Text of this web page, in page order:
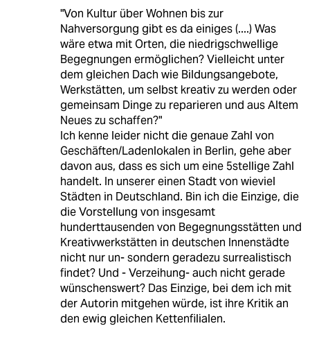
"Von Kultur über Wohnen bis zur
Nahversorgung gibt es da einiges (....) Was
wäre etwa mit Orten, die niedrigschwellige
Begegnungen ermöglichen? Vielleicht unter
dem gleichen Dach wie Bildungsangebote,
Werkstätten, um selbst kreativ zu werden oder
gemeinsam Dinge zu reparieren und aus Altem
Neues zu schaffen?"
Ich kenne leider nicht die genaue Zahl von
Geschäften/Ladenlokalen in Berlin, gehe aber
davon aus, dass es sich um eine 5stellige Zahl
handelt. In unserer einen Stadt von wieviel
Städten in Deutschland. Bin ich die Einzige, die
die Vorstellung von insgesamt
hunderttausenden von Begegnungsstätten und
Kreativwerkstätten in deutschen Innenstädte
nicht nur un- sondern geradezu surrealistisch
findet? Und - Verzeihung- auch nicht gerade
wünschenswert? Das Einzige, bei dem ich mit
der Autorin mitgehen würde, ist ihre Kritik an
den ewig gleichen Kettenfilialen.